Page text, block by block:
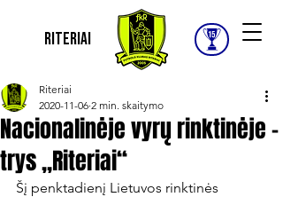
Riteriai
Nacionalinėje vyrų rinktinėje –
trys „Riteriai“
Riteriai
2020-11-06 2 min. skaitymo
Šį penktadienį Lietuvos rinktinės